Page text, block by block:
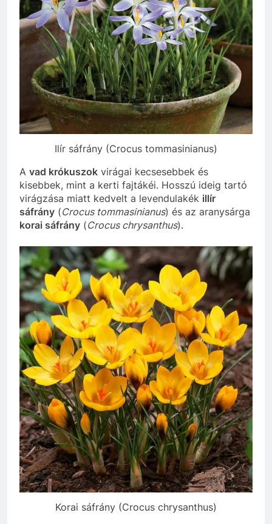
Ilír sáfrány (Crocus tommasinianus)
A vad krókuszok virágai kecsesebbek és
kisebbek, mint a kerti fajtákéi. Hosszú ideig tartó
virágzása miatt kedvelt a levendulakék illír
sáfrány (Crocus tommasinianus) és az aranysárga
korai sáfrány (Crocus chrysanthus).
Korai sáfrány (Crocus chrysanthus)